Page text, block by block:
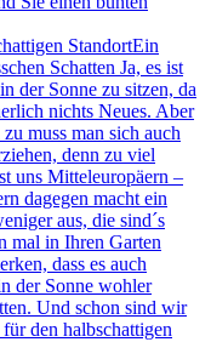
StandortEin
Schatten Ja, es ist
der Sonne zu sitzen, da
nichts Neues. Aber
muss man sich auch
denn zu viel
uns Mitteleuropäern –
dagegen macht ein
aus, die sind´s
mal in Ihren Garten
dass es auch
der Sonne wohler
Und schon sind wir
den halbschattigen